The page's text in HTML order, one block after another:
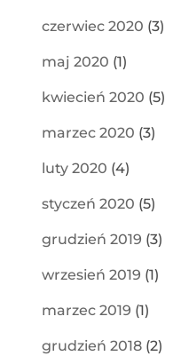
czerwiec 2020 (3)
maj 2020 (1)
kwiecień 2020 (5)
marzec 2020 (3)
luty 2020 (4)
styczeń 2020 (5)
grudzień 2019 (3)
wrzesień 2019 (1)
marzec 2019 (1)
grudzień 2018 (2)